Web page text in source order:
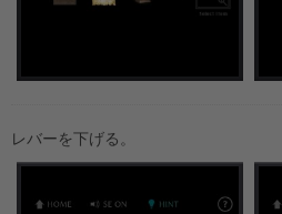
レバーを下げる。